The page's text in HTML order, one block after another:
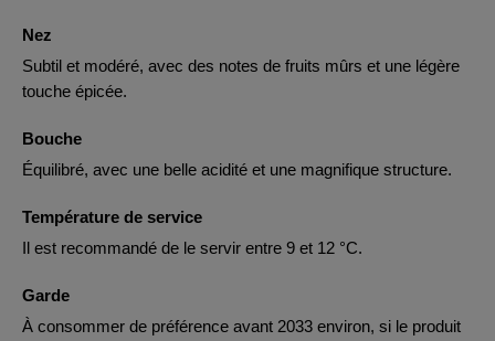
Nez
Subtil et modéré, avec des notes de fruits mûrs et une légère
touche épicée.
Bouche
Équilibré, avec une belle acidité et une magnifique structure.
Température de service
Il est recommandé de le servir entre 9 et 12 °C.
Garde
À consommer de préférence avant 2033 environ, si le produit